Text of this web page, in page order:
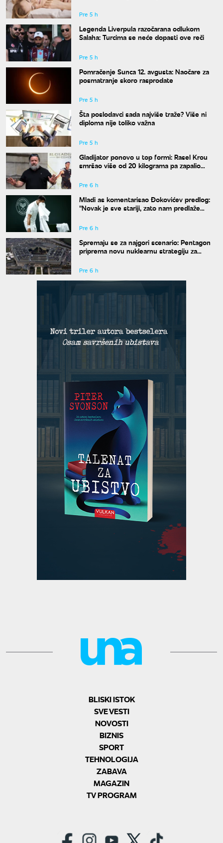
Pre 5 h
Legenda Liverpula razočarana odlukom
Salaha: Turcima se neće dopasti ove reči
Pre 5 h
Pomračenje Sunca 12. avgusta: Naočare za
posmatranje skoro rasprodate
Pre 5 h
Šta poslodavci sada najviše traže? Više ni
diploma nije toliko važna
Pre 5 h
Gladijator ponovo u top formi: Rasel Krou
smršao više od 20 kilograma pa zapalio
Pre 6 h
Mladi as komentarisao Đokovićev predlog:
"Novak je sve stariji, zato nam predlaže
Pre 6 h
Spremaju se za najgori scenario: Pentagon
priprema novu nuklearnu strategiju za
Pre 6 h
BLISKI ISTOK
SVE VESTI
NOVOSTI
BIZNIS
SPORT
TEHNOLOGIJA
ZABAVA
MAGAZIN
TV PROGRAM